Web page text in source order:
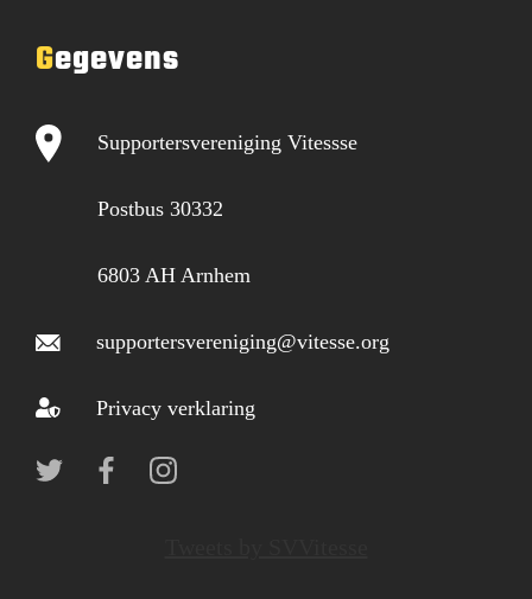
Gegevens
Supportersvereniging Vitessse
Postbus 30332
6803 AH Arnhem
supportersvereniging@vitesse.org
Privacy verklaring